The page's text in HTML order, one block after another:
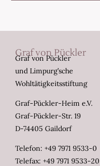
Graf von Pückler
Graf von Pückler
und Limpurg’sche
Wohltätigkeitsstiftung
Graf-Pückler-Heim e.V.
Graf-Pückler-Str. 19
D-74405 Gaildorf
Telefon: +49 7971 9533-0
Telefax: +49 7971 9533-20